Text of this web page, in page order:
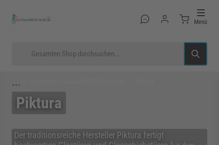
Menü
...
Piktura
Der traditionsreiche Hersteller Piktura fertigt